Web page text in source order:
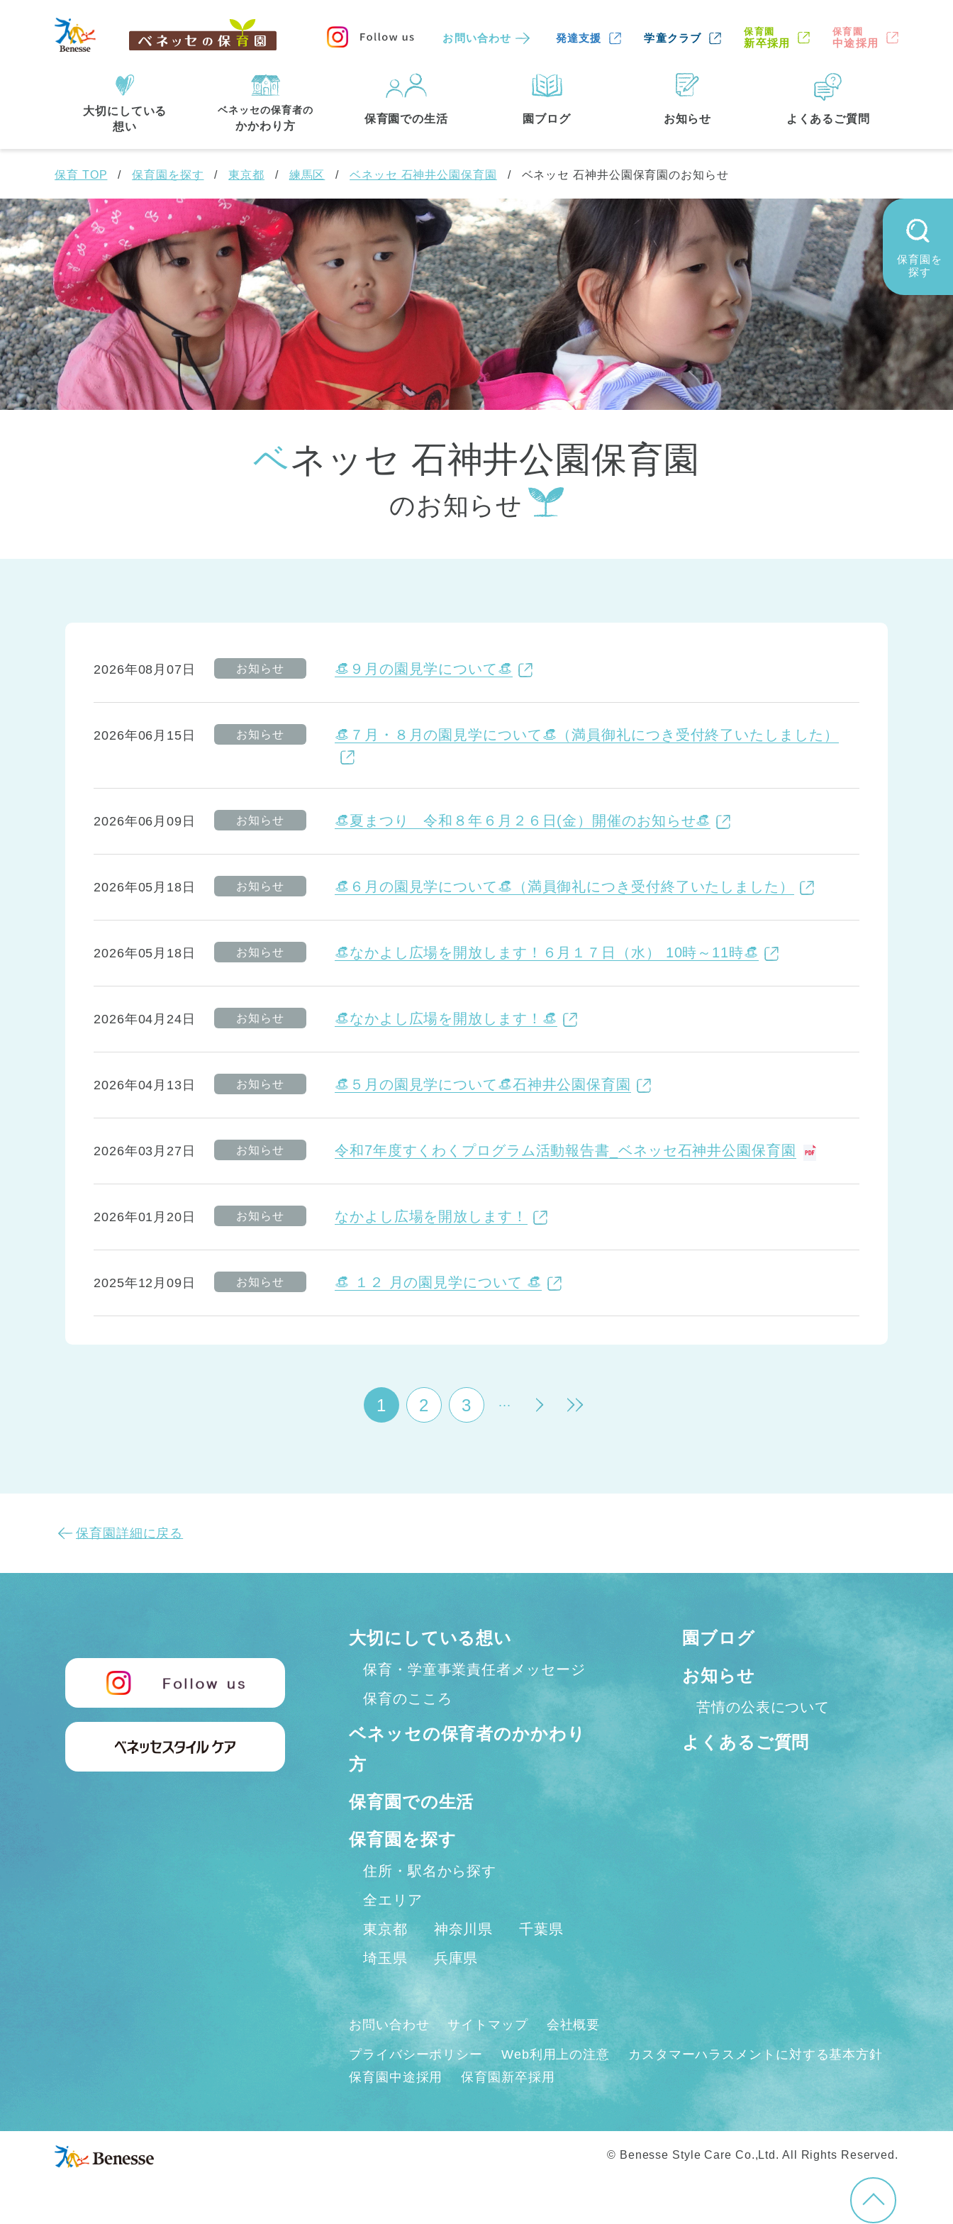
お問い合わせ 発達支援 学童クラブ
保育園
新卒採用
保育園
中途採用
大切にしている
想い
ベネッセの保育者の
かかわり方
保育園での生活 園ブログ お知らせ よくあるご質問
保育園を
探す
保育園 を探す
住所・駅名 から探す
都道府県から探す
東京都 東京都 全域(44) 中央区(3) 港区(1) 文京区(3) (2) 品川区(1)
大田区 (4) 世田谷区(1) 渋谷区(2) (3) 板橋区(3)
足立区 (1) 葛飾区 (1) 三鷹市(2) 調布市(1)
国分寺市(1) 狛江市(1) 北区(1) 千代田区(1) 豊島区(2)
江東区 (1) 町田市(1) 江戸川区 (1)
川崎市 (9) 横須賀市
保育 TOP 保育園を探す 東京都 練馬区 ベネッセ 石神井公園保育園 ベネッセ 石神井公園保育園のお知らせ
ベネッセ 石神井公園保育園
のお知らせ
2026年08月07日 お知らせ 👒９月の園見学について👒
2026年06月15日 お知らせ 👒７月・８月の園見学について👒（満員御礼につき受付終了いたしました）
2026年06月09日 お知らせ 👒夏まつり 令和８年６月２６日(金）開催のお知らせ👒
2026年05月18日 お知らせ 👒６月の園見学について👒（満員御礼につき受付終了いたしました）
2026年05月18日 お知らせ 👒なかよし広場を開放します！６月１７日（水） 10時～11時👒
2026年04月24日 お知らせ 👒なかよし広場を開放します！👒
2026年04月13日 お知らせ 👒５月の園見学について👒石神井公園保育園
2026年03月27日 お知らせ 令和7年度すくわくプログラム活動報告書_ベネッセ石神井公園保育園
2026年01月20日 お知らせ なかよし広場を開放します！
2025年12月09日 お知らせ 👒 １２ 月の園見学について 👒
1 2 3 ...
保育園詳細に戻る
大切にしている想い
保育・学童事業責任者メッセージ
保育のこころ
ベネッセの保育者のかかわり
方
保育園での生活
保育園を探す
住所・駅名から探す
全エリア
東京都
神奈川県
千葉県
埼玉県
兵庫県
園ブログ
お知らせ
苦情の公表について
よくあるご質問
お問い合わせ サイトマップ 会社概要
プライバシーポリシー Web利用上の注意
カスタマーハラスメントに対する基本方針
保育園中途採用
保育園新卒採用
© Benesse Style Care Co.,Ltd. All Rights Reserved.